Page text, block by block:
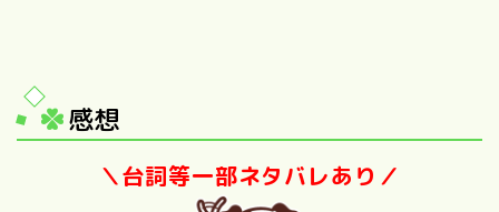
感想
＼台詞等一部ネタバレあり／